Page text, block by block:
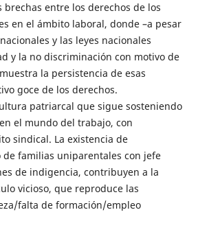
entre los derechos de los
en el ámbito laboral, donde –a pesar
y las leyes nacionales
y la no discriminación con motivo de
la persistencia de esas
goce de los derechos.
patriarcal que sigue sosteniendo
el mundo del trabajo, con
sindical. La existencia de
de familias uniparentales con jefe
de indigencia, contribuyen a la
vicioso, que reproduce las
falta de formación/empleo